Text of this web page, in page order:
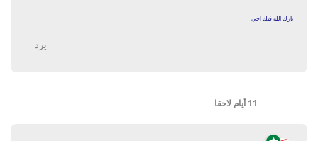
بارك الله فيك اخي
يرد
11 أيام لاحقا